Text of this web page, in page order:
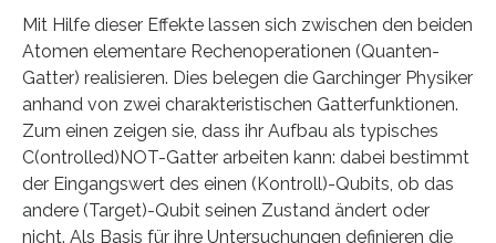
Mit Hilfe dieser Effekte lassen sich zwischen den beiden
Atomen elementare Rechenoperationen (Quanten-
Gatter) realisieren. Dies belegen die Garchinger Physiker
anhand von zwei charakteristischen Gatterfunktionen.
Zum einen zeigen sie, dass ihr Aufbau als typisches
C(ontrolled)NOT-Gatter arbeiten kann: dabei bestimmt
der Eingangswert des einen (Kontroll)-Qubits, ob das
andere (Target)-Qubit seinen Zustand ändert oder
nicht. Als Basis für ihre Untersuchungen definieren die